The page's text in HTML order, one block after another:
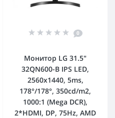
0
Монитор LG 31.5"
32QN600-B IPS LED,
2560x1440, 5ms,
178°/178°, 350cd/m2,
1000:1 (Mega DCR),
2*HDMI, DP, 75Hz, AMD